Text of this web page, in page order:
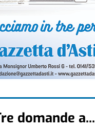
domande a...